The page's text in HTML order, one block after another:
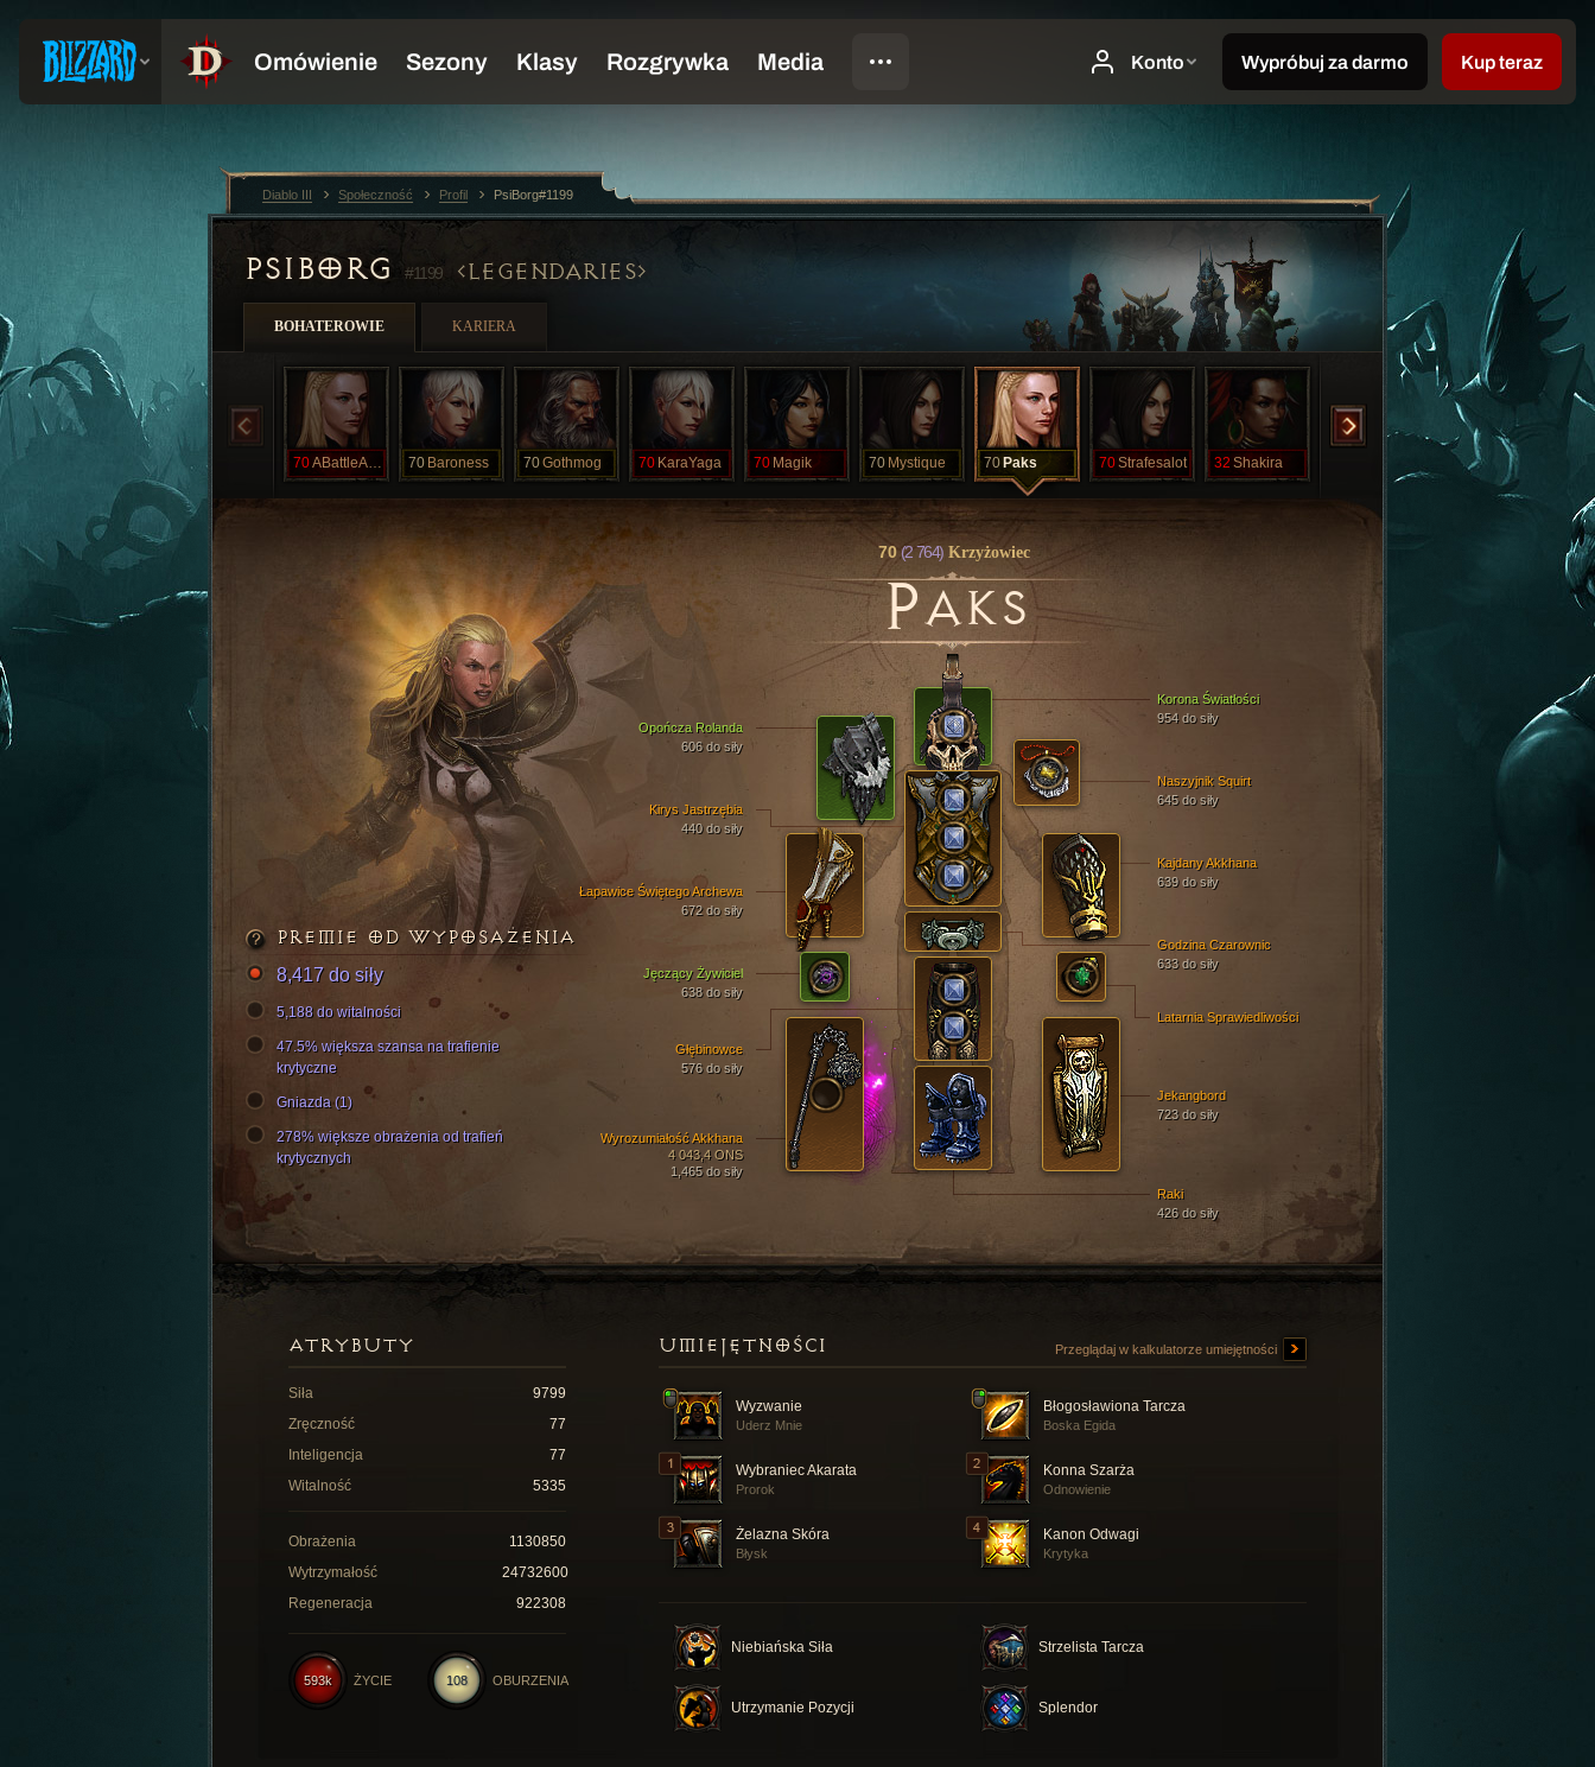
PSIBORG#1199 LEGENDARIES
BOHATEROWIE KARIERA
70 ABattleAngel 70 Baroness 70Gothmog 70 KaraYaga 70 Magik 70 Mystique 70 Paks 70Strafesalot 32 Shakira
70(2 764) Krzyżowiec
PAKS
Korona Światłości
954 do siły
Kirys Jastrzębia
440 do siły
Raki
426 do siły
Łapawice Świętego Archewa
672 do siły
Opończa Rolanda
606 do siły
Głębinowce
576 do siły
Kajdany Akkhana
639 do siły
Wyrozumiałość Akkhana
4 043,4 ONS
1,465 do siły
Jekangbord
723 do siły
Godzina Czarownic
633 do siły
Latarnia Sprawiedliwości
Jęczący Żywiciel
638 do siły
Naszyjnik Squirt
645 do siły
PREMIE OD WYPOSAŻENIA
8,417 do siły
5,188 do witalności
47.5% większa szansa na trafienie
krytyczne
Gniazda (1)
278% większe obrażenia od trafień
krytycznych
UMIEJĘTNOŚCI Przeglądaj w kalkulatorze umiejętności
Wyzwanie
Uderz Mnie
Błogosławiona Tarcza
Boska Egida
Wybraniec Akarata
Prorok
Konna Szarża
Odnowienie
Żelazna Skóra
Błysk
Kanon Odwagi
Krytyka
Niebiańska Siła Strzelista Tarcza
Utrzymanie Pozycji Splendor
ATRYBUTY
Siła
9799
Zręczność
77
Inteligencja
77
Witalność
5335
Obrażenia
1130850
Wytrzymałość
24732600
Regeneracja
922308
108 OBURZENIA
593k ŻYCIE
Diablo III Społeczność Profil PsiBorg#1199